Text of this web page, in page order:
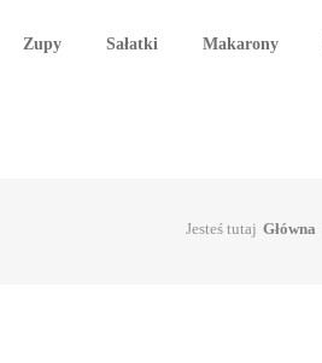
Zupy Sałatki Makarony
Jesteś tutaj Główna